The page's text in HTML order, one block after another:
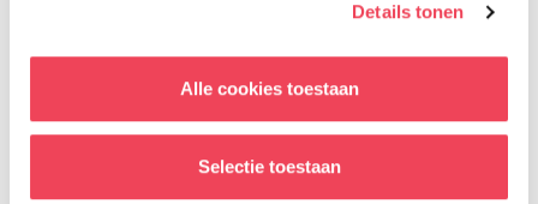
Details tonen
Alle cookies toestaan
Selectie toestaan
Aanmelden
Meld je aan voor deze bijeenkomst